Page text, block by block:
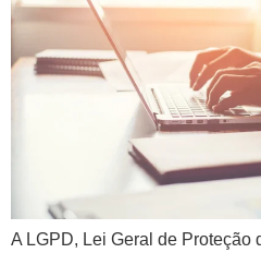
A LGPD, Lei Geral de Proteção